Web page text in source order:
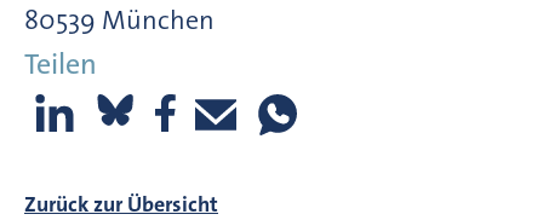
80539 München
Teilen
Zurück zur Übersicht